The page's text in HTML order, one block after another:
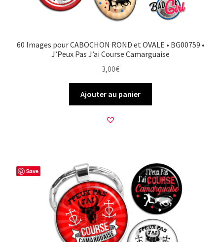
60 Images pour CABOCHON ROND et OVALE • BG00759 •
J’Peux Pas J’ai Course Camarguaise
3,00€
Ajouter au panier
Save